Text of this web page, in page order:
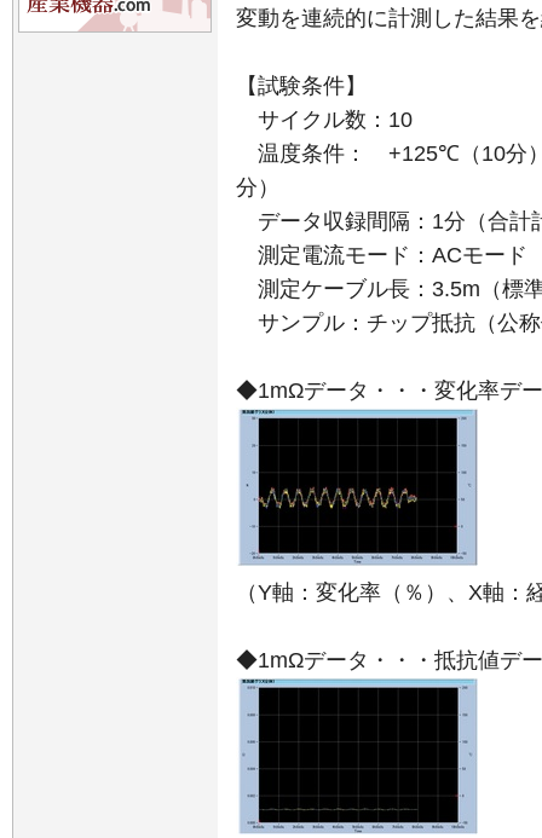
変動を連続的に計測した結果
【試験条件】
サイクル数：10
温度条件： +125℃ （ 10分
分）
データ収録間隔：1分（合計
測定電流モード：ACモード
測定ケーブル長：3.5m（標
サンプル：チップ抵抗（公
◆1mΩデータ・・・変化率デ
（Y軸：変化率（％）、 X軸：
◆1mΩデータ・・・抵抗値デ